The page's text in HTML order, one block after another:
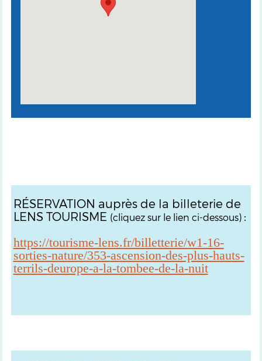
RÉSERVATION auprès de la billeterie de
LENS TOURISME (cliquez sur le lien ci-dessous) :
https://tourisme-lens.fr/billetterie/w1-16-
sorties-nature/353-ascension-des-plus-hauts-
terrils-deurope-a-la-tombee-de-la-nuit